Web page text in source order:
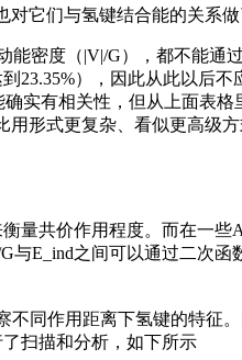
它们与氢键结合能的关系
能密度（|V|/G），都不能
23.35%），因此从此以后
实有相关性，但从上面表
形式更复杂、看似更高级方
量共价作用程度。而在一
E_ind之间可以通过二次
同作用距离下氢键的特征
扫描和分析，如下所示